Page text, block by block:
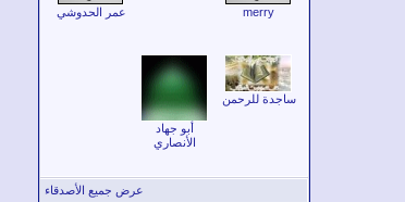
merry عمر الحدوشي
ساجدة للرحمن
أبو جهاد
الأنصاري
عرض جميع الأصدقاء